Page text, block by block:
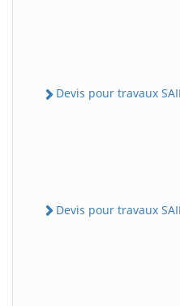
Devis pour travaux
Devis pour travaux